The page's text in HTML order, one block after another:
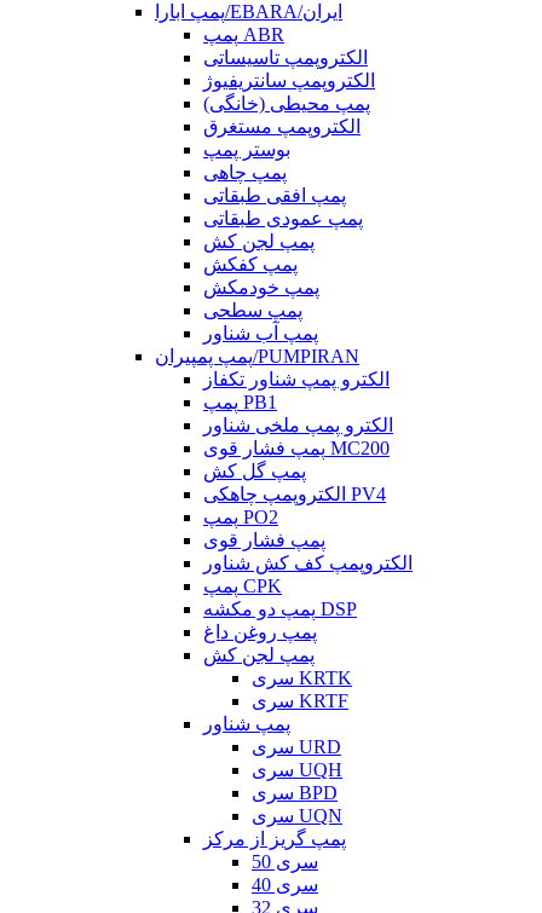
پمپ ابارا/EBARA/ایران
پمپ ABR
الکتروپمپ تاسیساتی
الکتروپمپ سانتریفیوژ
پمپ محیطی (خانگی)
الکتروپمپ مستغرق
بوستر پمپ
پمپ چاهی
پمپ افقی طبقاتی
پمپ عمودی طبقاتی
پمپ لجن کش
پمپ کفکش
پمپ خودمکش
پمپ سطحی
پمپ آب شناور
پمپ پمپیران/PUMPIRAN
الکترو پمپ شناور تکفاز
پمپ PB1
الکترو پمپ ملخی شناور
پمپ فشار قوی MC200
پمپ گل کش
الکتروپمپ چاهکی PV4
پمپ PO2
پمپ فشار قوی
الکتروپمپ کف کش شناور
پمپ CPK
پمپ دو مکشه DSP
پمپ روغن داغ
پمپ لجن کش
سری KRTK
سری KRTF
پمپ شناور
سری URD
سری UQH
سری BPD
سری UQN
پمپ گریز از مرکز
سری 50
سری 40
سری 32